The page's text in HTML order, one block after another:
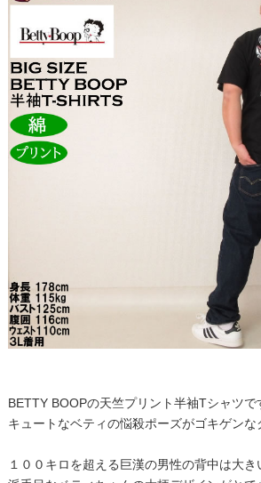
BETTY BOOPの天竺プリント半袖Tシャツで
キュートなベティの悩殺ポーズがゴキゲンな
１００キロを超える巨漢の男性の背中は大き